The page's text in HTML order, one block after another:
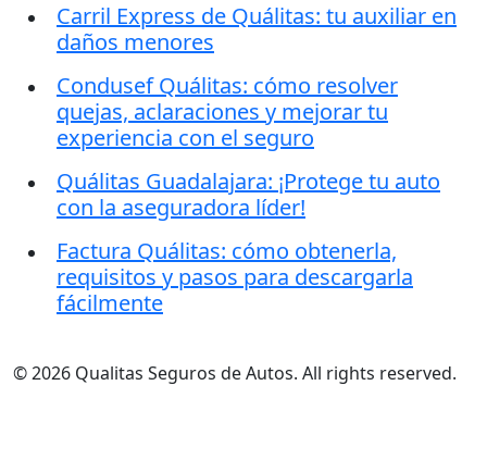
Carril Express de Quálitas: tu auxiliar en
daños menores
Condusef Quálitas: cómo resolver
quejas, aclaraciones y mejorar tu
experiencia con el seguro
Quálitas Guadalajara: ¡Protege tu auto
con la aseguradora líder!
Factura Quálitas: cómo obtenerla,
requisitos y pasos para descargarla
fácilmente
© 2026 Qualitas Seguros de Autos. All rights reserved.